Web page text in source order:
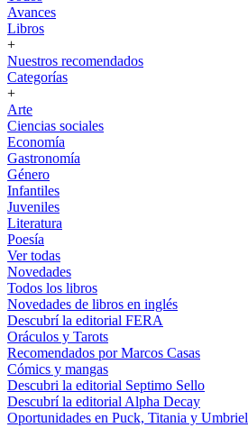
Avances
Libros
+
Nuestros recomendados
Categorías
+
Arte
Ciencias sociales
Economía
Gastronomía
Género
Infantiles
Juveniles
Literatura
Poesía
Ver todas
Novedades
Todos los libros
Novedades de libros en inglés
Descubrí la editorial FERA
Oráculos y Tarots
Recomendados por Marcos Casas
Cómics y mangas
Descubri la editorial Septimo Sello
Descubrí la editorial Alpha Decay
Oportunidades en Puck, Titania y Umbriel